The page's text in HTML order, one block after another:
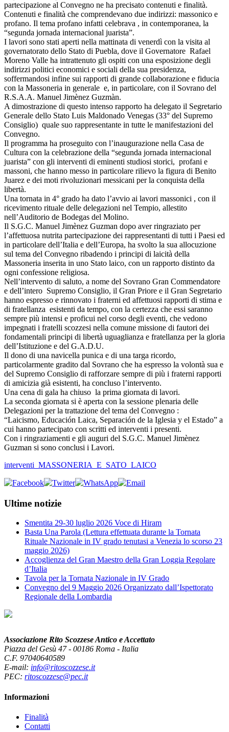
partecipazione al Convegno ne ha precisato contenuti e finalità.
Contenuti e finalità che comprendevano due indirizzi: massonico e
profano. Il tema profano infatti celebrava , in contemporanea, la
“segunda jornada internacional juarista”.
I lavori sono stati aperti nella mattinata di venerdì con la visita al
governatorato dello Stato di Puebla, dove il Governatore Rafael
Moreno Valle ha intrattenuto gli ospiti con una esposizione degli
indirizzi politici economici e sociali della sua presidenza,
soffermandosi infine sui rapporti di grande collaborazione e fiducia
con la Massoneria in generale e, in particolare, con il Sovrano del
R.S.A.A. Manuel Jimènez Guzmàn.
A dimostrazione di questo intenso rapporto ha delegato il Segretario
Generale dello Stato Luis Maldonado Venegas (33° del Supremo
Consiglio) quale suo rappresentante in tutte le manifestazioni del
Convegno.
Il programma ha proseguito con l’inaugurazione nella Casa de
Cultura con la celebrazione della “segunda jornada internacional
juarista” con gli interventi di eminenti studiosi storici, profani e
massoni, che hanno messo in particolare rilievo la figura di Benito
Juarez e dei moti rivoluzionari messicani per la conquista della
libertà.
Una tornata in 4° grado ha dato l’avvio ai lavori massonici , con il
ricevimento rituale delle delegazioni nel Tempio, allestito
nell’Auditorio de Bodegas del Molino.
Il S.G.C. Manuel Jimènez Guzman dopo aver ringraziato per
l’affettuosa nutrita partecipazione dei rappresentanti di tutti i Paesi ed
in particolare dell’Italia e dell’Europa, ha svolto la sua allocuzione
sul tema del Convegno ribadendo i principi di laicità della
Massoneria inserita in uno Stato laico, con un rapporto distinto da
ogni confessione religiosa.
Nell’intervento di saluto, a nome del Sovrano Gran Commendatore
e dell’intero Supremo Consiglio, il Gran Priore e il Gran Segretario
hanno espresso e rinnovato i fraterni ed affettuosi rapporti di stima e
di fratellanza esistenti da tempo, con la certezza che essi saranno
sempre più intensi e proficui nel corso degli eventi, che vedono
impegnati i fratelli scozzesi nella comune missione di fautori dei
fondamentali principi di libertà uguaglianza e fratellanza per la gloria
dell’Istituzione e del G.A.D.U.
Il dono di una navicella punica e di una targa ricordo,
particolarmente gradito dal Sovrano che ha espresso la volontà sua e
del Supremo Consiglio di rafforzare sempre di più i fraterni rapporti
di amicizia già esistenti, ha concluso l’intervento.
Una cena di gala ha chiuso la prima giornata di lavori.
La seconda giornata si è aperta con la sessione plenaria delle
Delegazioni per la trattazione del tema del Convegno :
“Laicismo, Educación Laica, Separación de la Iglesia y el Estado” a
cui hanno partecipato con scritti ed interventi i presenti.
Con i ringraziamenti e gli auguri del S.G.C. Manuel Jimènez
Guzman si sono conclusi i Lavori.
interventi_MASSONERIA_E_SATO_LAICO
Ultime notizie
Smentita 29-30 luglio 2026 Voce di Hiram
Basta Una Parola (Lettura effettuata durante la Tornata
Rituale Nazionale in IV grado tenutasi a Venezia lo scorso 23
maggio 2026)
Accoglienza del Gran Maestro della Gran Loggia Regolare
d’Italia
Tavola per la Tornata Nazionale in IV Grado
Convegno del 9 Maggio 2026 Organizzato dall’Ispettorato
Regionale della Lombardia
Associazione Rito Scozzese Antico e Accettato
Piazza del Gesù 47 - 00186 Roma - Italia
C.F. 97040640589
E-mail: info@ritoscozzese.it
PEC: ritoscozzese@pec.it
Informazioni
Finalità
Contatti